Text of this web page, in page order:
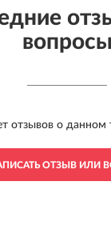
вопросы
отзывов о данном
ОТЗЫВ ИЛИ